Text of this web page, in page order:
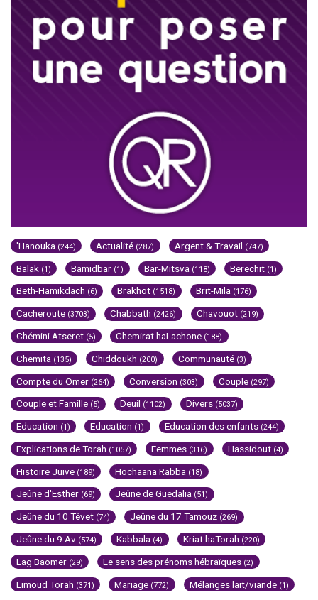
'Hanouka (244) Actualité (287) Argent & Travail (747)
Balak (1) Bamidbar (1) Bar-Mitsva (118) Berechit (1)
Beth-Hamikdach (6) Brakhot (1518) Brit-Mila (176)
Cacheroute (3703) Chabbath (2426) Chavouot (219)
Chémini Atseret (5) Chemirat haLachone (188)
Chemita (135) Chiddoukh (200) Communauté (3)
Compte du Omer (264) Conversion (303) Couple (297)
Couple et Famille (5) Deuil (1102) Divers (5037)
Education (1) Education (1) Education des enfants (244)
Explications de Torah (1057) Femmes (316) Hassidout (4)
Histoire Juive (189) Hochaana Rabba (18)
Jeûne d'Esther (69) Jeûne de Guedalia (51)
Jeûne du 10 Tévet (74) Jeûne du 17 Tamouz (269)
Jeûne du 9 Av (574) Kabbala (4) Kriat haTorah (220)
Lag Baomer (29) Le sens des prénoms hébraïques (2)
Limoud Torah (371) Mariage (772) Mélanges lait/viande (1)